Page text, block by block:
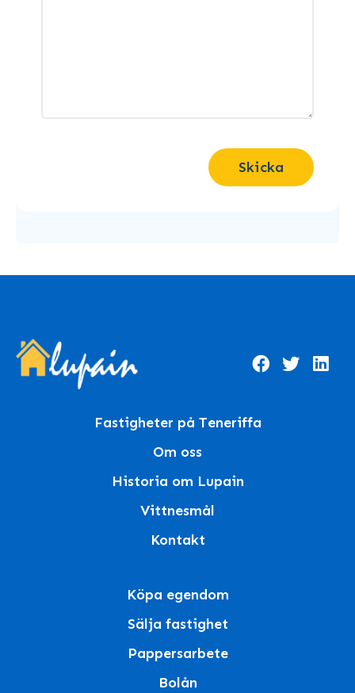
Skicka
Fastigheter på Teneriffa
Om oss
Historia om Lupain
Vittnesmål
Kontakt
Köpa egendom
Sälja fastighet
Pappersarbete
Bolån